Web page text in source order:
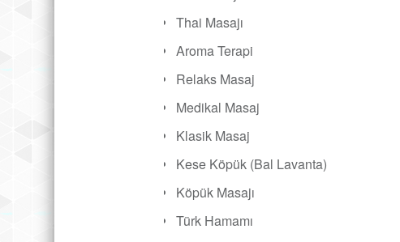
Thai Masajı
Aroma Terapi
Relaks Masaj
Medikal Masaj
Klasik Masaj
Kese Köpük (Bal Lavanta)
Köpük Masajı
Türk Hamamı